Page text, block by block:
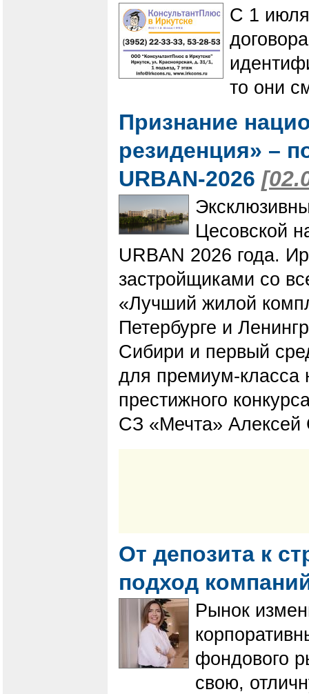
С 1
то они
Признание
резиденция» –
URBAN-2026
Цесовской
URBAN 2026 года.
застройщиками со
«Лучший жилой
Петербурге и
Сибири и первый
для премиум-класса
престижного
СЗ «Мечта» Алексей
От депозита к
подход
Рынок
фондового
свою,